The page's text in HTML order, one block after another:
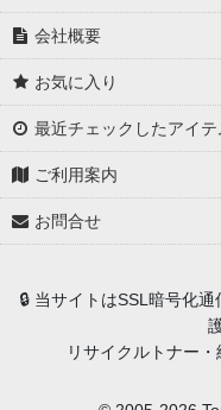
会社概要
お気に入り
最近チェックしたアイテ
ご利用案内
お問合せ
🔒 当サイトはSSL暗号化
リサイクルトナー